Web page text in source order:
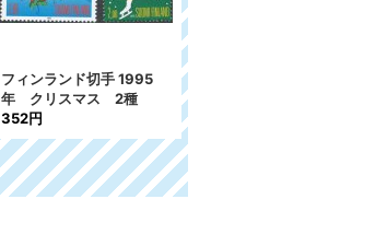
フィンランド切手 1995
年 クリスマス 2種
352円